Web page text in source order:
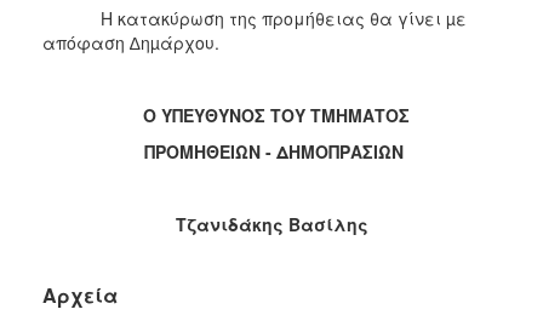
Η κατακύρωση της προμήθειας θα γίνει µε
απόφαση ∆ηµάρχου.
Ο ΥΠΕΥΘΥΝΟΣ ΤΟΥ ΤΜΗΜΑΤΟΣ
ΠΡΟΜΗΘΕΙΩΝ - ΔΗΜΟΠΡΑΣΙΩΝ
Τζανιδάκης Βασίλης
Αρχεία